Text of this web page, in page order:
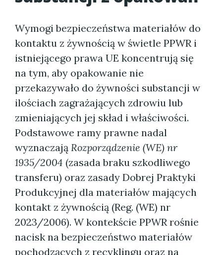
Wymogi bezpieczeństwa materiałów do
kontaktu z żywnością w świetle PPWR i
istniejącego prawa UE koncentrują się
na tym, aby opakowanie nie
przekazywało do żywności substancji w
ilościach zagrażających zdrowiu lub
zmieniających jej skład i właściwości.
Podstawowe ramy prawne nadal
wyznaczają Rozporządzenie (WE) nr
1935/2004 (zasada braku szkodliwego
transferu) oraz zasady Dobrej Praktyki
Produkcyjnej dla materiałów mających
kontakt z żywnością (Reg. (WE) nr
2023/2006). W kontekście PPWR rośnie
nacisk na bezpieczeństwo materiałów
pochodzących z recyklingu oraz na